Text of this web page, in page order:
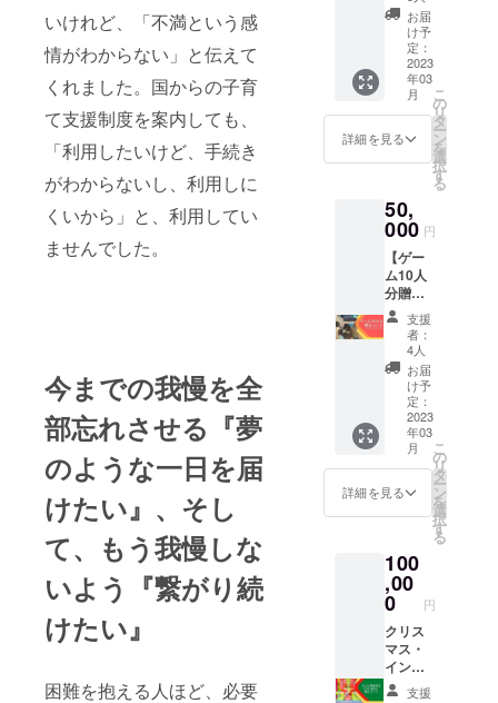
いけれど、「不満という感
情がわからない」と伝えて
くれました。国からの子育
て支援制度を案内しても、
「利用したいけど、手続き
がわからないし、利用しに
くいから」と、利用してい
ませんでした。
今までの我慢を全
部忘れさせる『夢
のような一日を届
けたい』、そし
て、もう我慢しな
いよう『繋がり続
けたい』
困難を抱える人ほど、必要
3月頃
・所要
時間
等：1時
間程度
②チョ
活動報
告書の
時間
等：1時
間程度
②チョ
イふる
活動報
告書の
送付
（CITC
東京）
で使用
するク
リスマ
スツ
リーを
贈る
コース
ご支援
いた御
礼に下
記２つ
のリ
ターン
をご用
意しま
す。 ①
オンラ
イン活
動報告
会への
ご招待
・実施
予定時
期：
2023年
等：1時
間程度
②チョ
イふる
活動報
告書の
送付
お届
け予
定：
2023
年03
月
詳細を見る
こ
の
リ
タ
ー
ン
を
選
択
す
る
50,
000 円
【ゲー
ム10人
分贈る
コー
ス】 ■
ご支援
いただ
いた御
礼に下
記２つ
のリ
ターン
をご用
意しま
す。 ①
オンラ
動報告
会への
ご招待
・実施
予定時
期：
2023年
3月頃
支援
者：
4人
お届
け予
定：
2023
年03
月
詳細を見る
こ
の
リ
タ
ー
ン
を
選
択
す
る
100
,00
0 円
クリス
マス・
イン・
ザ・シ
支援